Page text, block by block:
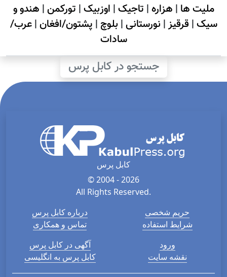
ملیت ها | هزاره| تاجیک| اوزبیک| تورکمن| هندو و
سیک| قرقیز| نورستانی| بلوچ | پشتون/افغان|عرب/
سادات
جستجو در کابل پرس
کابل پرس
© 2004 - 2026
All Rights Reserved.
درباره کابل پرس
تماس و همکاری
حریم شخصی
شرایط استفاده
آگهی در کابل پرس
کابل پرس به انگلیسی
ورود
نقشه سایت